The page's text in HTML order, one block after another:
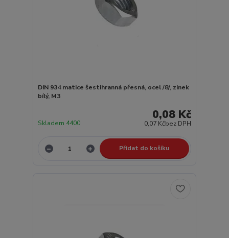
DIN 934 matice šestihranná přesná, ocel /8/, zinek
bílý, M3
0,08 Kč
0,07 Kčbez DPH
Skladem 4400
Přidat do košíku